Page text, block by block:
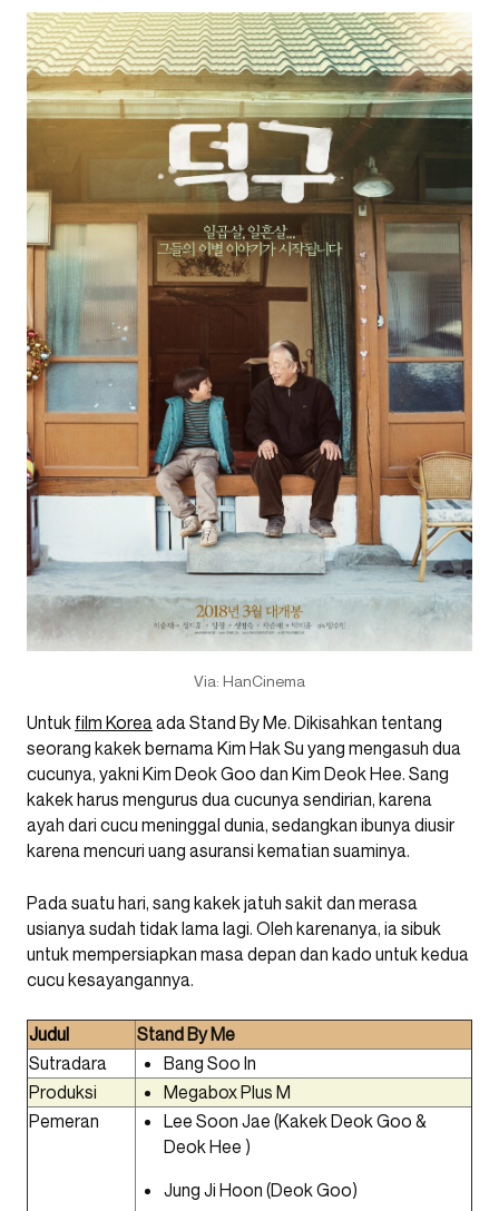
Via: HanCinema
Untuk film Korea ada Stand By Me. Dikisahkan tentang
seorang kakek bernama Kim Hak Su yang mengasuh dua
cucunya, yakni Kim Deok Goo dan Kim Deok Hee. Sang
kakek harus mengurus dua cucunya sendirian, karena
ayah dari cucu meninggal dunia, sedangkan ibunya diusir
karena mencuri uang asuransi kematian suaminya.
Pada suatu hari, sang kakek jatuh sakit dan merasa
usianya sudah tidak lama lagi. Oleh karenanya, ia sibuk
untuk mempersiapkan masa depan dan kado untuk kedua
cucu kesayangannya.
Judul
Stand By Me
Sutradara
Bang Soo In
Produksi
Megabox Plus M
Pemeran
Lee Soon Jae (Kakek Deok Goo &
Deok Hee )
Jung Ji Hoon (Deok Goo)